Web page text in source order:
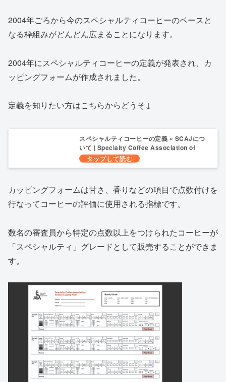
2004年ごろから今のスペシャルティコーヒーのベースと
なる枠組みがどんどん広まることになります。
2004年にスペシャルティコーヒーの定義が発表され、カ
ッピングフォームが作成されました。
定義を知りたい方はこちらからどうそ↓
スペシャルティコーヒーの定義 « SCAJにつ
いて | Specialty Coffee Association of
Japan
カッピングフォームは甘さ、香りなどの項目で点数付けを
行なってコーヒーの評価に使用される指標です。
数名の審査員から特定の点数以上をつけられたコーヒーが
「スペシャルティ」グレードとして販売することができま
す。